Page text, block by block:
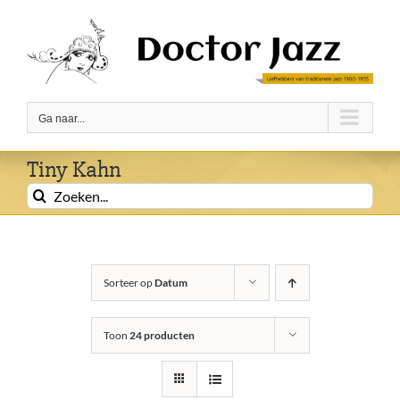
inhoud
Ga naar...
Tiny Kahn
Zoeken
naar:
Sorteer opDatum
Toon 24 producten